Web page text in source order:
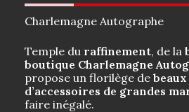
Charlemagne Autographe
Temple du raffinement, de la
boutique Charlemagne
propose un florilège de
d’accessoires de grandes
faire inégalé.